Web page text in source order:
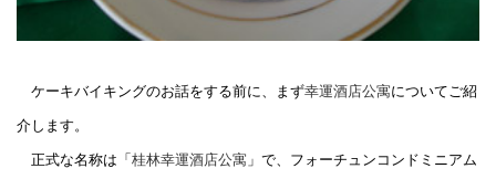
ケーキバイキングのお話をする前に、まず幸運酒店公寓についてご紹
介します。
正式な名称は「 桂林幸運酒店公寓 」で、 フォーチュン コンドミニアム